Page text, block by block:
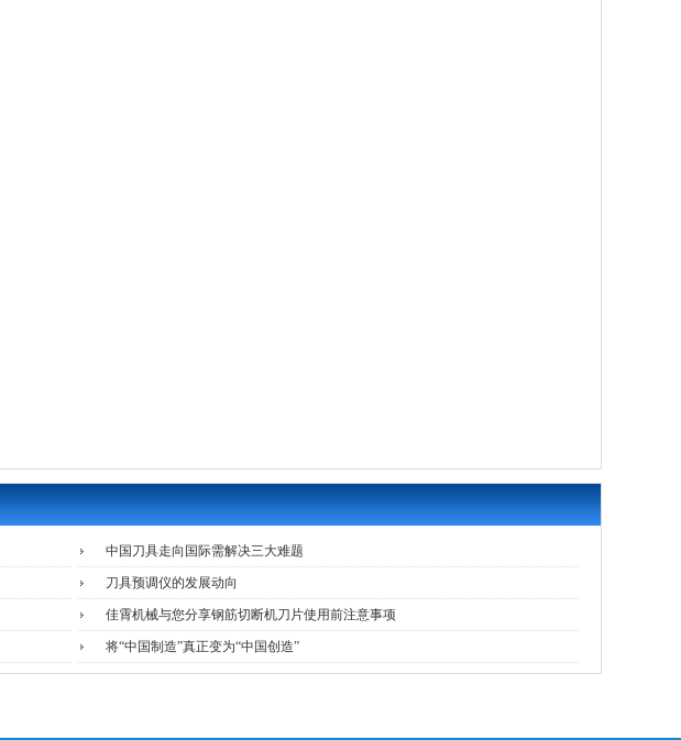
中国刀具走向国际需解决三大难题
刀具预调仪的发展动向
佳霄机械与您分享钢筋切断机刀片使用前注意事项
将“中国制造”真正变为“中国创造”